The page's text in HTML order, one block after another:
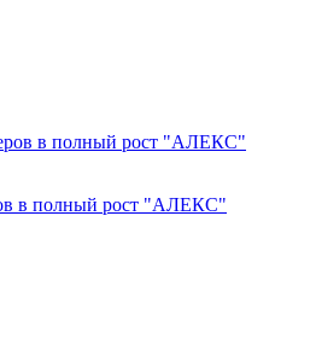
в полный рост "АЛЕКС"